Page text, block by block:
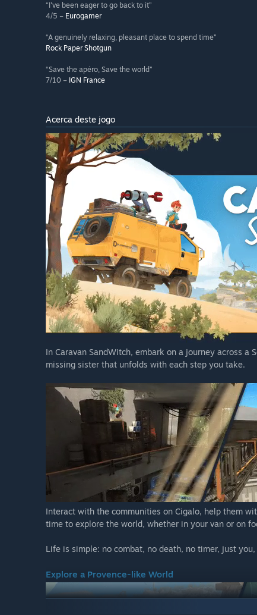
“I've been eager to go back to it”
4/5 – Eurogamer
“A genuinely relaxing, pleasant place to spend time”
Rock Paper Shotgun
“Save the apéro, Save the world”
7/10 – IGN France
Acerca deste jogo
In Caravan SandWitch, embark on a journey across
missing sister that unfolds with each step you take.
Interact with the communities on Cigalo, help them
time to explore the world, whether in your van or on
Life is simple: no combat, no death, no timer, just
Explore a Provence-like World